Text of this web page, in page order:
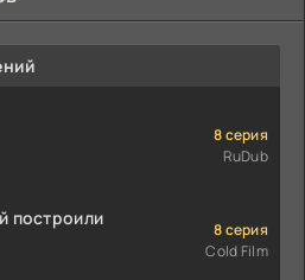
8 серия
RuDub
построили
8 серия
Cold Film